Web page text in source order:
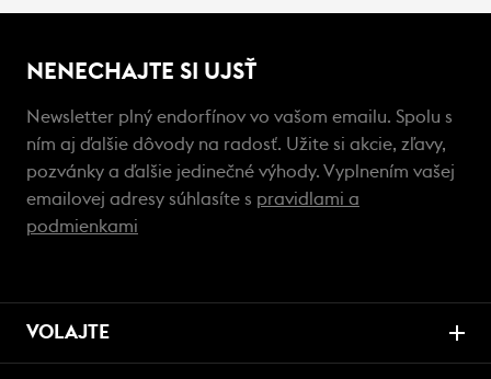
NENECHAJTE SI UJSŤ
Newsletter plný endorfínov vo vašom emailu. Spolu s
ním aj ďalšie dôvody na radosť. Užite si akcie, zľavy,
pozvánky a ďalšie jedinečné výhody. Vyplnením vašej
emailovej adresy súhlasíte s pravidlami a
podmienkami
VOLAJTE